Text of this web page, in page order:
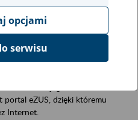
ZUS eZUS
portal eZUS, dzięki któremu
Internet.
opcjami
serwisu